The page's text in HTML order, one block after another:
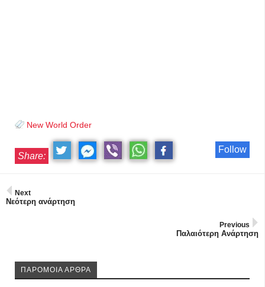
New World Order
Follow
Share:
Next
Νεότερη ανάρτηση
Previous
Παλαιότερη Ανάρτηση
ΠΑΡΟΜΟΙΑ ΑΡΘΡΑ